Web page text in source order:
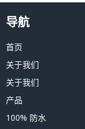
导航
首页
关于我们
关于我们
产品
100% 防水